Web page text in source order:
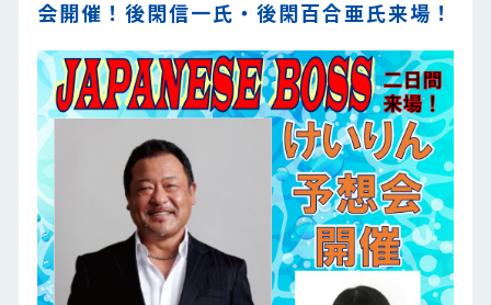
会開催！後閑信一氏・後閑百合亜氏来場！